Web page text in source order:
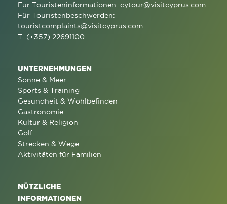
Für Touristeninformationen: cytour@visitcyprus.com
Für Touristenbeschwerden:
touristcomplaints@visitcyprus.com
T: (+357) 22691100
UNTERNEHMUNGEN
Sonne & Meer
Sports & Training
Gesundheit & Wohlbefinden
Gastronomie
Kultur & Religion
Golf
Strecken & Wege
Aktivitäten für Familien
NÜTZLICHE
INFORMATIONEN